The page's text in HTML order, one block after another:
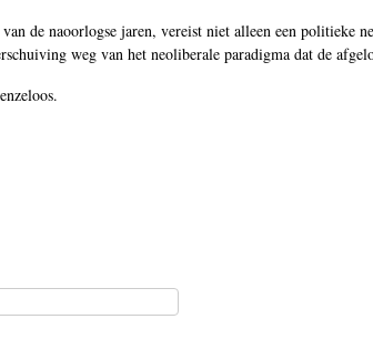
de naoorlogse jaren, vereist niet alleen een politieke
weg van het neoliberale paradigma dat de